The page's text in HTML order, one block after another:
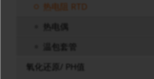
热电阻 RTD
热电偶
温包套管
氧化还原/ PH值